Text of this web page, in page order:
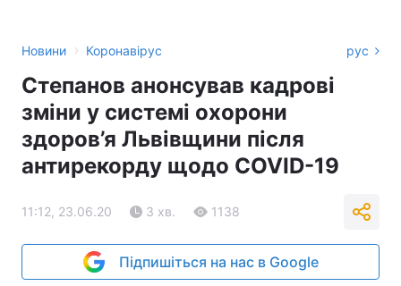
Новини › Коронавірус рус
Степанов анонсував кадрові
зміни у системі охорони
здоров’я Львівщини після
антирекорду щодо COVID-19
11:12, 23.06.20 3 хв. 1138
Підпишіться на нас в Google